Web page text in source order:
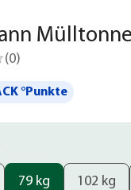
(0)
°Punkte
79 kg 102 kg